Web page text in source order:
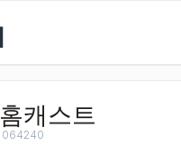
홈캐스트
064240